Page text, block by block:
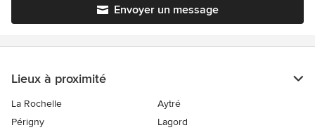
Envoyer un message
Lieux à proximité
La Rochelle
Aytré
Périgny
Lagord